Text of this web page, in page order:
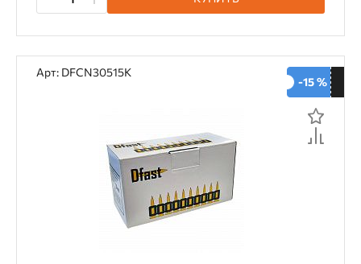
Арт: DFCN30515K
-15 %